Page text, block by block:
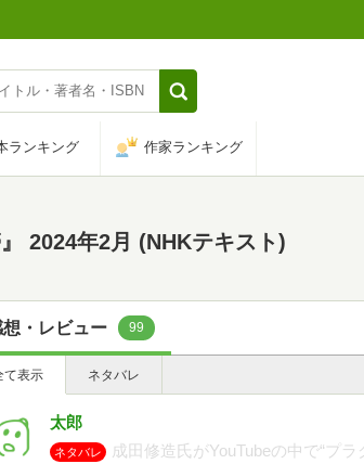
ランキング 作家ランキング
2024年2月 (NHKテキスト)
想・レビュー 99
て表示 ネタバレ
太郎
ネタバレ
成田修造氏がYouTubeの中で“プ